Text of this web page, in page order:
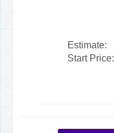
Estimate:
Start Price: